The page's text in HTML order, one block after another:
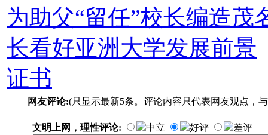
为助父“留任”校长编造茂
长看好亚洲大学发展前景
证书
网友评论:(只显示最新5条。评论内容只代表网友观点，
文明上网，理性评论: 中立 好评 差评